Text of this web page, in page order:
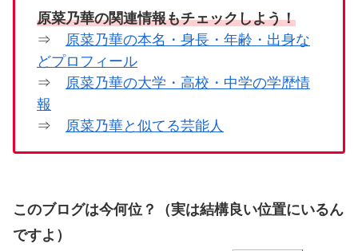
原菜乃華の関連情報もチェックしよう！
⇒ 原菜乃華の本名・身長・年齢・出身な
どプロフィール
⇒ 原菜乃華の大学・高校・中学の学歴情
報
⇒ 原菜乃華と似てる芸能人
このブログは今何位？（実は結構良い位置にいるん
ですよ）